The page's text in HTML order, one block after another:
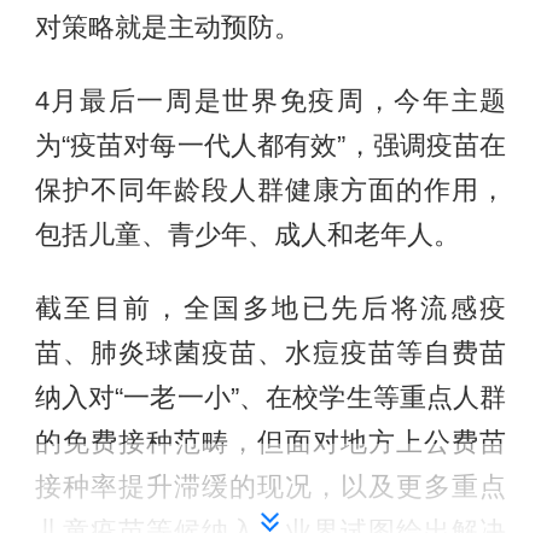
对策略就是主动预防。
4月最后一周是世界免疫周，今年主题
为“疫苗对每一代人都有效”，强调疫苗在
保护不同年龄段人群健康方面的作用，
包括儿童、青少年、成人和老年人。
截至目前，全国多地已先后将流感疫
苗、肺炎球菌疫苗、水痘疫苗等自费苗
纳入对“一老一小”、在校学生等重点人群
的免费接种范畴，但面对地方上公费苗
接种率提升滞缓的现况，以及更多重点